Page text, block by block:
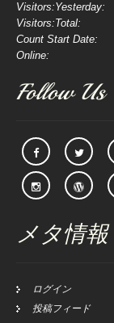
Visitors:Yesterday:
Visitors:Total:
Count Start Date:
Online:
Follow Us
メタ情報
ログイン
投稿フィード